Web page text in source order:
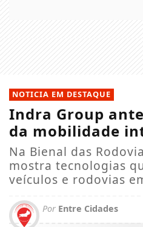
NOTICIA EM DESTAQUE
Indra Group
da mobilidade
Na Bienal das
mostra tecnologias
veículos e rodovias
Por Entre Cidades